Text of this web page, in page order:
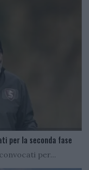
per la seconda fase
per...